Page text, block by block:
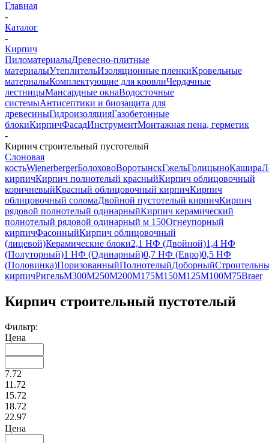
Главная
-
Каталог
-
Кирпич
ПиломатериалыДревесно-плитные
материалыУтеплительИзоляционные пленкиКровельные
материалыКомплектующие для кровлиЧердачные
лестницыМансардные окнаВодосточные
системыАнтисептики и биозащита для
древесиныГидроизоляцияГазобетонные
блокиКирпичФасадИнструментМонтажная пена, герметик
-
Кирпич строительный пустотелый
Слоновая
костьWienerbergerБолоховоВоротынскГжельГолицыноКашира
кирпичКирпич полнотелый красныйКирпич облицовочный
коричневыйКрасный облицовочный кирпичКирпич
облицовочный соломаДвойной пустотелый кирпичКирпич
рядовой полнотелый одинарныйКирпич керамический
полнотелый рядовой одинарный м 150Огнеупорный
кирпичФасонныйКирпич облицовочный
(лицевой)Керамические блоки2,1 НФ (Двойной)1,4 НФ
(Полуторный)1 НФ (Одинарный)0,7 НФ (Евро)0,5 НФ
(Половинка)ПоризованныйПолнотелыйДоборный
кирпичРигельМ300М250М200М175М150М125М100М75Braer
Кирпич строительный пустотелый
Фильтр:
Цена
7.72
11.72
15.72
18.72
22.97
Цена